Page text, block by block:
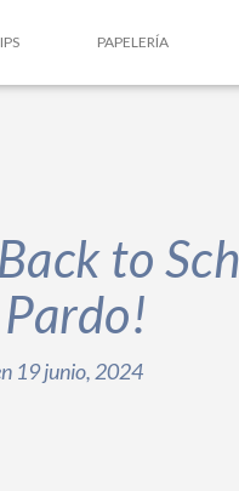
PAPELERÍA
to
19 junio, 2024